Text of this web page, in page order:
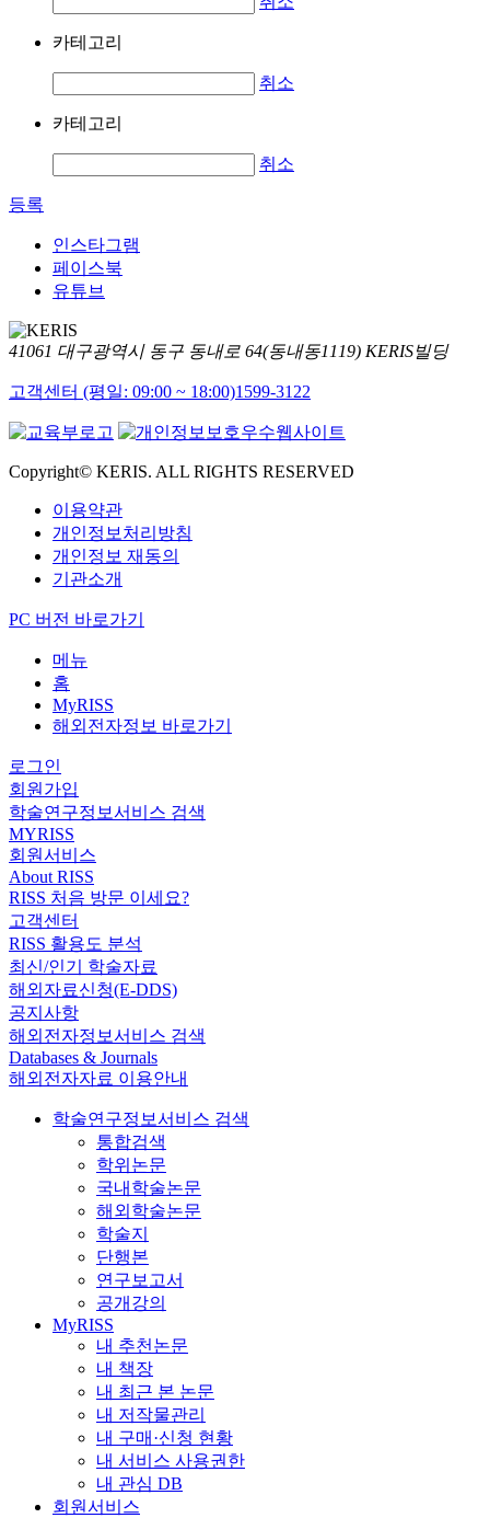
카테고리
취소
카테고리
취소
등록
인스타그램
페이스북
유튜브
41061 대구광역시 동구 동내로 64(동내동1119) KERIS빌딩
고객센터 (평일: 09:00 ~ 18:00)1599-3122
Copyright© KERIS. ALL RIGHTS RESERVED
이용약관
개인정보처리방침
개인정보 재동의
기관소개
PC 버전 바로가기
메뉴
홈
MyRISS
해외전자정보 바로가기
로그인
회원가입
학술연구정보서비스 검색
MYRISS
회원서비스
About RISS
RISS 처음 방문 이세요?
고객센터
RISS 활용도 분석
최신/인기 학술자료
해외자료신청(E-DDS)
공지사항
해외전자정보서비스 검색
Databases & Journals
해외전자자료 이용안내
학술연구정보서비스 검색
통합검색
학위논문
국내학술논문
해외학술논문
학술지
단행본
연구보고서
공개강의
MyRISS
내 추천논문
내 책장
내 최근 본 논문
내 저작물관리
내 구매·신청 현황
내 서비스 사용권한
내 관심 DB
회원서비스